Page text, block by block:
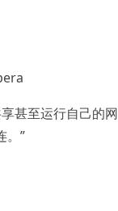
甚至运行自己的网
。”